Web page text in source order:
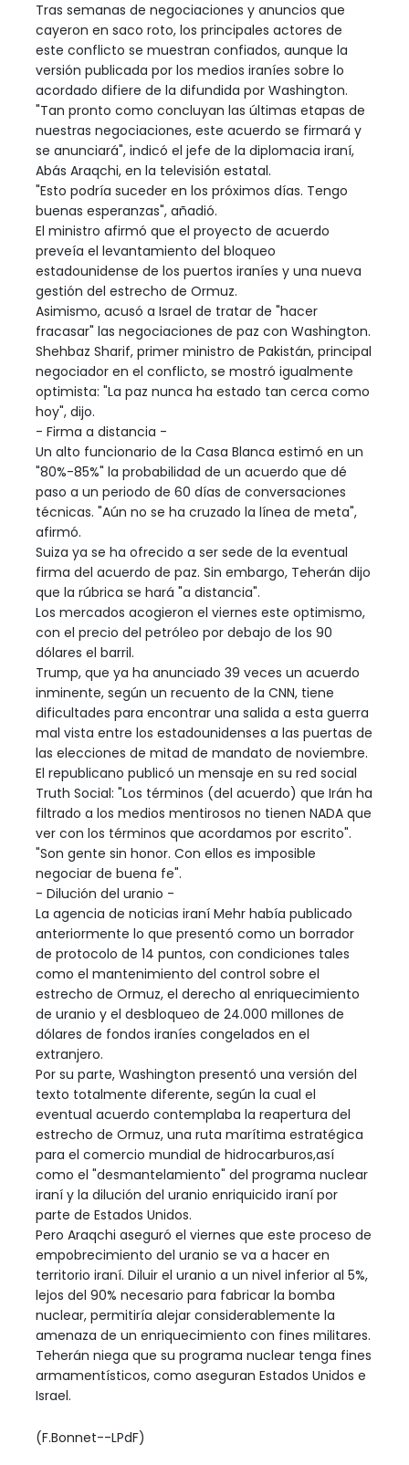
Tras semanas de negociaciones y anuncios que
cayeron en saco roto, los principales actores de
este conflicto se muestran confiados, aunque la
versión publicada por los medios iraníes sobre lo
acordado difiere de la difundida por Washington.
"Tan pronto como concluyan las últimas etapas de
nuestras negociaciones, este acuerdo se firmará y
se anunciará", indicó el jefe de la diplomacia iraní,
Abás Araqchi, en la televisión estatal.
"Esto podría suceder en los próximos días. Tengo
buenas esperanzas", añadió.
El ministro afirmó que el proyecto de acuerdo
preveía el levantamiento del bloqueo
estadounidense de los puertos iraníes y una nueva
gestión del estrecho de Ormuz.
Asimismo, acusó a Israel de tratar de "hacer
fracasar" las negociaciones de paz con Washington.
Shehbaz Sharif, primer ministro de Pakistán, principal
negociador en el conflicto, se mostró igualmente
optimista: "La paz nunca ha estado tan cerca como
hoy", dijo.
- Firma a distancia -
Un alto funcionario de la Casa Blanca estimó en un
"80%-85%" la probabilidad de un acuerdo que dé
paso a un periodo de 60 días de conversaciones
técnicas. "Aún no se ha cruzado la línea de meta",
afirmó.
Suiza ya se ha ofrecido a ser sede de la eventual
firma del acuerdo de paz. Sin embargo, Teherán dijo
que la rúbrica se hará "a distancia".
Los mercados acogieron el viernes este optimismo,
con el precio del petróleo por debajo de los 90
dólares el barril.
Trump, que ya ha anunciado 39 veces un acuerdo
inminente, según un recuento de la CNN, tiene
dificultades para encontrar una salida a esta guerra
mal vista entre los estadounidenses a las puertas de
las elecciones de mitad de mandato de noviembre.
El republicano publicó un mensaje en su red social
Truth Social: "Los términos (del acuerdo) que Irán ha
filtrado a los medios mentirosos no tienen NADA que
ver con los términos que acordamos por escrito".
"Son gente sin honor. Con ellos es imposible
negociar de buena fe".
- Dilución del uranio -
La agencia de noticias iraní Mehr había publicado
anteriormente lo que presentó como un borrador
de protocolo de 14 puntos, con condiciones tales
como el mantenimiento del control sobre el
estrecho de Ormuz, el derecho al enriquecimiento
de uranio y el desbloqueo de 24.000 millones de
dólares de fondos iraníes congelados en el
extranjero.
Por su parte, Washington presentó una versión del
texto totalmente diferente, según la cual el
eventual acuerdo contemplaba la reapertura del
estrecho de Ormuz, una ruta marítima estratégica
para el comercio mundial de hidrocarburos,así
como el "desmantelamiento" del programa nuclear
iraní y la dilución del uranio enriquicido iraní por
parte de Estados Unidos.
Pero Araqchi aseguró el viernes que este proceso de
empobrecimiento del uranio se va a hacer en
territorio iraní. Diluir el uranio a un nivel inferior al 5%,
lejos del 90% necesario para fabricar la bomba
nuclear, permitiría alejar considerablemente la
amenaza de un enriquecimiento con fines militares.
Teherán niega que su programa nuclear tenga fines
armamentísticos, como aseguran Estados Unidos e
Israel.
(F.Bonnet--LPdF)